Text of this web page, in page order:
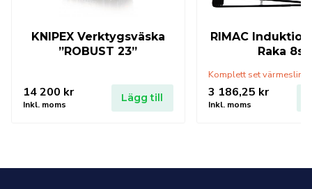
KNIPEX Verktygsväska
”ROBUST 23”
14 200 kr
Inkl. moms
Lägg till
RIMAC
Raka 8st
3 186,25 kr
Inkl. moms